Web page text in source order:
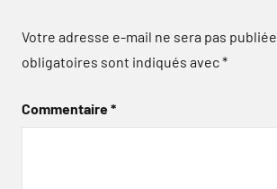
Votre adresse e-mail ne sera pas publiée.
obligatoires sont indiqués avec*
Commentaire*